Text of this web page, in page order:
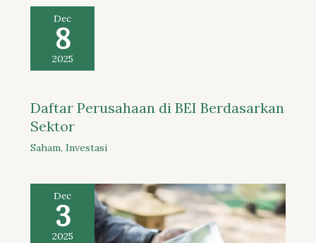
Dec
8
2025
Daftar Perusahaan di BEI Berdasarkan
Sektor
Saham, Investasi
Dec
3
2025